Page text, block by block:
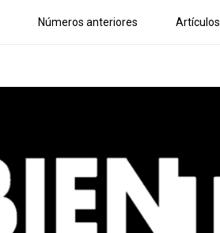
Números anteriores Artículos